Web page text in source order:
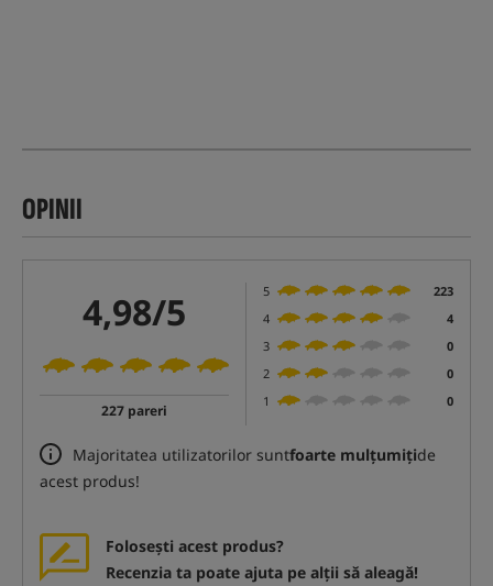
OPINII
4,98/5
227 pareri
5
223
4
4
3
0
2
0
1
0
Majoritatea utilizatorilor suntfoarte mulțumițide
acest produs!
Folosești acest produs?
Recenzia ta poate ajuta pe alții să aleagă!